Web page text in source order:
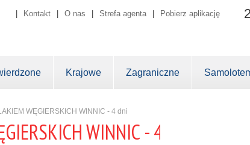
Kontakt O nas Strefa agenta Pobierz aplikację
Krajowe Zagraniczne
WĘGIERSKICH WINNIC - 4 dni
WINNIC - 4 dni